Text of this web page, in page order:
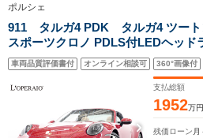
ポルシェ
911 タルガ4 PDK タルガ4 ツート
スポーツクロノ PDLS付LEDヘッド
ー パワーステアリングプラス
車両品質評価書付 オンライン相談可 360°画像付
支払総額
1952万円
残価ローン 月